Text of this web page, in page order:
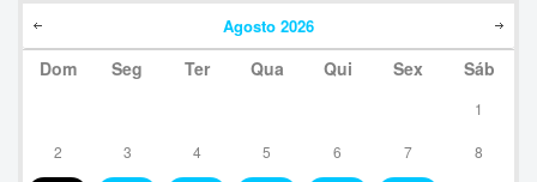
Agosto 2026
Dom Seg Ter Qua Qui Sex Sáb
1
2 3 4 5 6 7 8